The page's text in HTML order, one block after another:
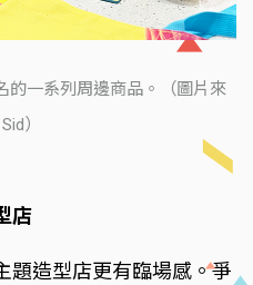
的一系列周邊商品。（圖片來
）
店
題造型店更有臨場感。爭